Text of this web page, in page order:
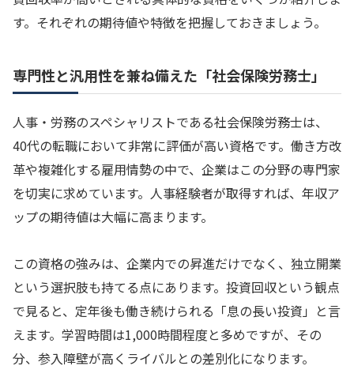
す。それぞれの期待値や特徴を把握しておきましょう。
専門性と汎用性を兼ね備えた「社会保険労務士」
人事・労務のスペシャリストである社会保険労務士は、
40代の転職において非常に評価が高い資格です。働き方改
革や複雑化する雇用情勢の中で、企業はこの分野の専門家
を切実に求めています。人事経験者が取得すれば、年収ア
ップの期待値は大幅に高まります。
この資格の強みは、企業内での昇進だけでなく、独立開業
という選択肢も持てる点にあります。投資回収という観点
で見ると、定年後も働き続けられる「息の長い投資」と言
えます。学習時間は1,000時間程度と多めですが、その
分、参入障壁が高くライバルとの差別化になります。